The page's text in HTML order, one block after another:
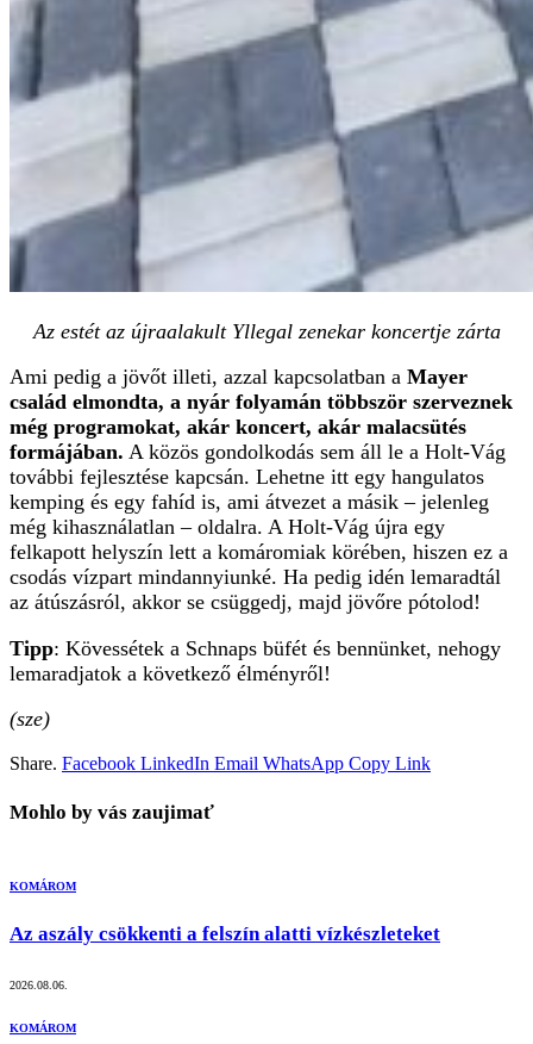
Az estét az újraalakult Yllegal zenekar koncertje zárta
Ami pedig a jövőt illeti, azzal kapcsolatban a Mayer
család elmondta, a nyár folyamán többször szerveznek
még programokat, akár koncert, akár malacsütés
formájában. A közös gondolkodás sem áll le a Holt-Vág
további fejlesztése kapcsán. Lehetne itt egy hangulatos
kemping és egy fahíd is, ami átvezet a másik – jelenleg
még kihasználatlan – oldalra. A Holt-Vág újra egy
felkapott helyszín lett a komáromiak körében, hiszen ez a
csodás vízpart mindannyiunké. Ha pedig idén lemaradtál
az átúszásról, akkor se csüggedj, majd jövőre pótolod!
Tipp: Kövessétek a Schnaps büfét és bennünket, nehogy
lemaradjatok a következő élményről!
(sze)
Share. Facebook LinkedIn Email WhatsApp Copy Link
Mohlo by vás zaujimať
KOMÁROM
Az aszály csökkenti a felszín alatti vízkészleteket
2026.08.06.
KOMÁROM